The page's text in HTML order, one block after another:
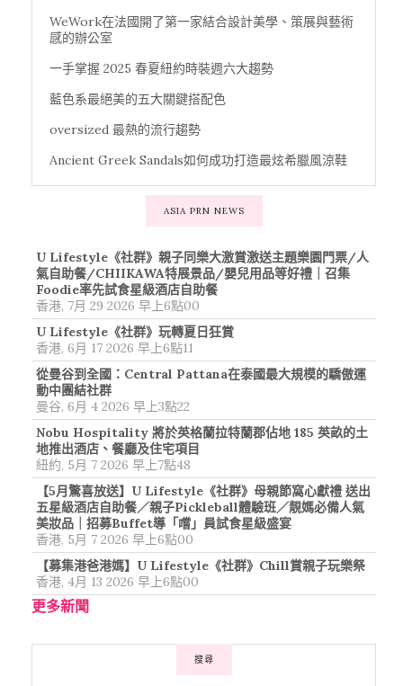
WeWork在法國開了第一家結合設計美學、策展與藝術
感的辦公室
一手掌握 2025 春夏紐約時裝週六大趨勢
藍色系最絕美的五大關鍵搭配色
oversized 最熱的流行趨勢
Ancient Greek Sandals如何成功打造最炫希臘風涼鞋
ASIA PRN NEWS
U Lifestyle《社群》親子同樂大激賞激送主題樂園門票/人
氣自助餐/CHIIKAWA特展景品/嬰兒用品等好禮｜召集
Foodie率先試食星級酒店自助餐
香港, 7月 29 2026 早上6點00
U Lifestyle《社群》玩轉夏日狂賞
香港, 6月 17 2026 早上6點11
從曼谷到全國：Central Pattana在泰國最大規模的驕傲運
動中團結社群
曼谷, 6月 4 2026 早上3點22
Nobu Hospitality 將於英格蘭拉特蘭郡佔地 185 英畝的土
地推出酒店、餐廳及住宅項目
紐約, 5月 7 2026 早上7點48
【5月驚喜放送】U Lifestyle《社群》母親節窩心獻禮 送出
五星級酒店自助餐／親子Pickleball體驗班／靚媽必備人氣
美妝品｜招募Buffet導「嚐」員試食星級盛宴
香港, 5月 7 2026 早上6點00
【募集港爸港媽】U Lifestyle《社群》Chill賞親子玩樂祭
香港, 4月 13 2026 早上6點00
更多新聞
搜尋